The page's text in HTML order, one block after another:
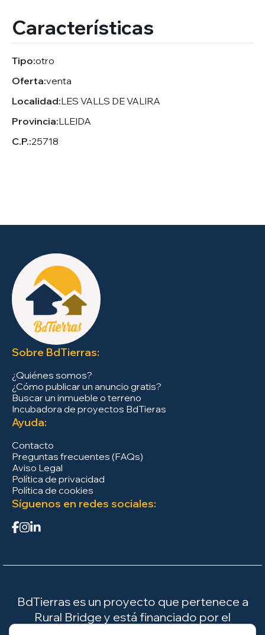
Características
Tipo:otro
Oferta:venta
Localidad:LES VALLS DE VALIRA
Provincia:LLEIDA
C.P.:25718
Sobre BdTierras:
¿Quiénes somos?
¿Cómo publicar un anuncio gratis?
Buscar un inmueble o terreno
Incubadora de proyectos BdTieras
Ayuda:
Contacto
Preguntas frecuentes (FAQs)
Aviso Legal
Política de privacidad
Política de cookies
Síguenos en redes sociales:
BdTierras es un proyecto que pertenece a
Rural Bridge y está financiado por el